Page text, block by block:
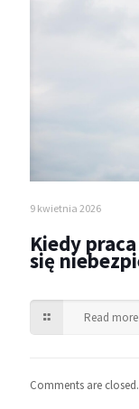
9 kwietnia 2026
Kiedy
się
Read more
Comments are closed.